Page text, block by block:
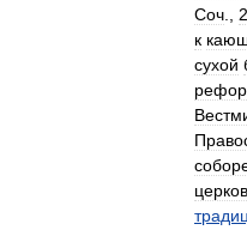
Соч
2
к
сухой